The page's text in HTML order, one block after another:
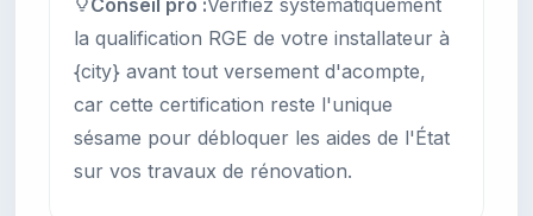
Conseil pro :Vérifiez systématiquement
la qualification RGE de votre installateur à
{city} avant tout versement d'acompte,
car cette certification reste l'unique
sésame pour débloquer les aides de l'État
sur vos travaux de rénovation.